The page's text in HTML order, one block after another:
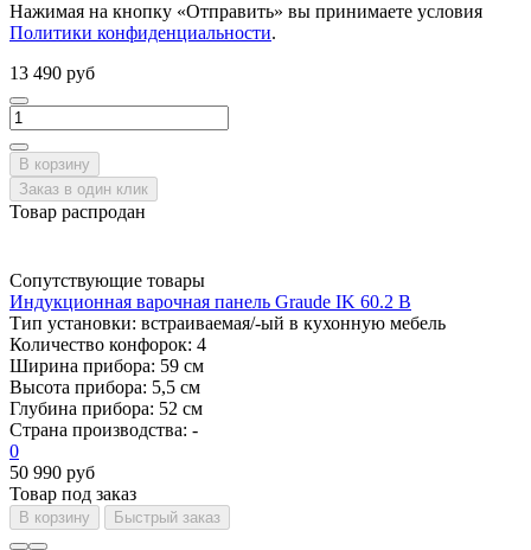
Нажимая на кнопку «Отправить» вы принимаете условия
Политики конфиденциальности.
13 490 руб
В корзину
Заказ в один клик
Товар распродан
Сопутствующие товары
Индукционная варочная панель Graude IK 60.2 B
Тип установки: встраиваемая/-ый в кухонную мебель
Количество конфорок: 4
Ширина прибора: 59 см
Высота прибора: 5,5 см
Глубина прибора: 52 см
Страна производства: -
0
50 990 руб
Товар под заказ
В корзину Быстрый заказ